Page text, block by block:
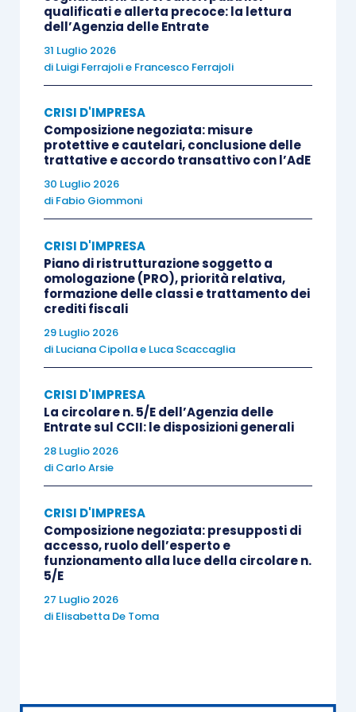
concordato che prevede la cessazione
dell’attività) e sempre che il concordato sia
ammesso. Pertanto per poter avere la
del riconoscimento della prededucibilità
finanziamenti potranno essere erogati solo
successivamente
all’ammissionedella
procedura da parte del Tribunale; infatti, laddove
erogati prima, in caso di mancata ammissione, gli
nell’ambito di un eventuale fallimento.
Perl’accordo di ristrutturazione del debito
, la
situazione è in parte differente rispetto al
concordato preventivo; infatti l’articolo 182
quater,comma 1, L.F. riconosce laprededuzione
funzionali albuon esito
(nell’ipotesi di accordo di ristrutturazione del
debito in continuità) o del piano liquidatorio
(nell’ipotesi di accordo che prevede la
cessazione dell’attività) in presenza però
dell’omologa dell’accordo stesso
secondo dottrina maggioritaria, il decreto di
omologa dovrà esseredefinitivo, posticipando
ulteriormente le tempistiche dell’erogazione del
finanziamento al fine di ottenere il
relativamenteall’accordo di ristrutturazione del
qualificati e allerta precoce: la lettura
dell’Agenzia delle Entrate
31 Luglio 2026
di Luigi Ferrajolie Francesco Ferrajoli
CRISI D'IMPRESA
Composizione negoziata: misure
protettive e cautelari, conclusione delle
trattative e accordo transattivo con l’AdE
30 Luglio 2026
di Fabio Giommoni
CRISI D'IMPRESA
Piano di ristrutturazione soggetto a
omologazione (PRO), priorità relativa,
formazione delle classi e trattamento dei
crediti fiscali
29 Luglio 2026
di Luciana Cipollae Luca Scaccaglia
CRISI D'IMPRESA
La circolare n. 5/E dell’Agenzia delle
Entrate sul CCII: le disposizioni generali
28 Luglio 2026
di Carlo Arsie
CRISI D'IMPRESA
Composizione negoziata: presupposti di
accesso, ruolo dell’esperto e
funzionamento alla luce della circolare n.
5/E
27 Luglio 2026
di Elisabetta De Toma